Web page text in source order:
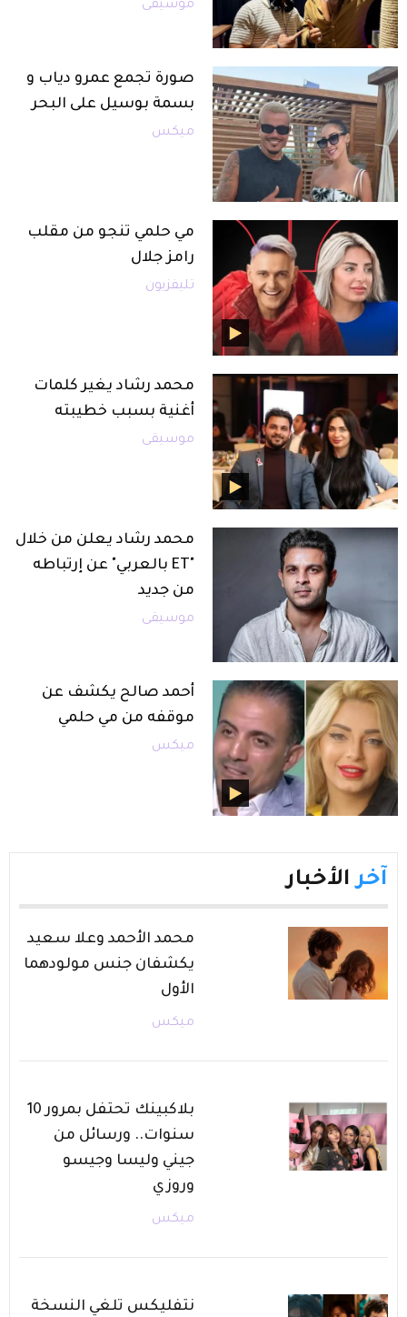
موسيقى
صورة تجمع عمرو دياب و
بسمة بوسيل على البحر
ميكس
مي حلمي تنجو من مقلب
رامز جلال
تليفزيون
محمد رشاد يغير كلمات
أغنية بسبب خطيبته
موسيقى
محمد رشاد يعلن من خلال
"ET بالعربي" عن إرتباطه
من جديد
موسيقى
أحمد صالح يكشف عن
موقفه من مي حلمي
ميكس
آخر الأخبار
محمد الأحمد وعلا سعيد
يكشفان جنس مولودهما
الأول
ميكس
بلاكبينك تحتفل بمرور 10
سنوات.. ورسائل من
جيني وليسا وجيسو
وروزي
ميكس
نتفليكس تلغي النسخة